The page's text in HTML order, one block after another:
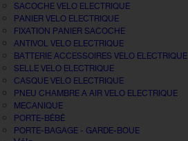
SACOCHE VELO ELECTRIQUE
PANIER VELO ELECTRIQUE
FIXATION PANIER SACOCHE
ANTIVOL VELO ELECTRIQUE
BATTERIE ACCESSOIRES VELO ELECTRIQUE
SELLE VELO ELECTRIQUE
CASQUE VELO ELECTRIQUE
PNEU CHAMBRE A AIR VELO ELECTRIQUE
MECANIQUE
PORTE-BÉBÉ
PORTE-BAGAGE - GARDE-BOUE